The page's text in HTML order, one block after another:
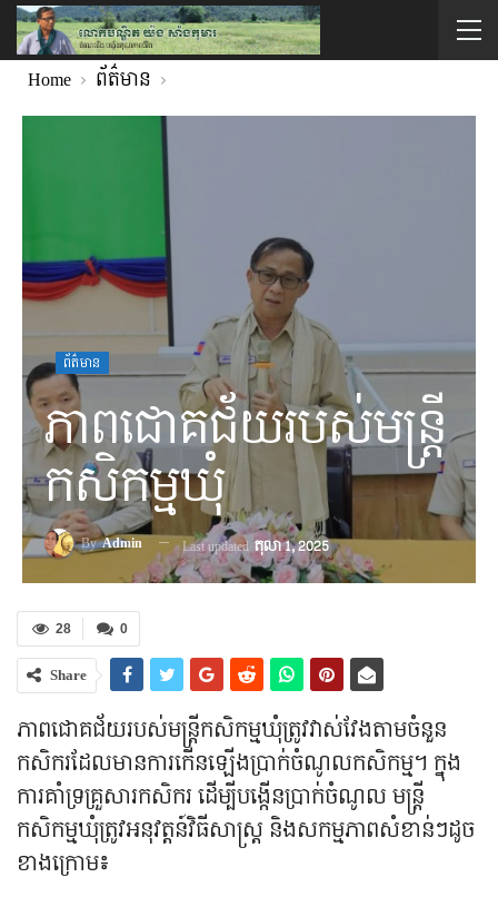
Home ព័ត៌មាន
ព័ត៌មាន
ភាពជោគជ័យរបស់មន្រ្តី
កសិកម្មឃុំ
ByAdmin Last updatedតុលា 1, 2025
0
28
Share
ភាពជោគជ័យរបស់មន្រ្តីកសិកម្មឃុំត្រូវវាស់វែងតាមចំនួន
កសិករដែលមានការកើនឡើងប្រាក់ចំណូលកសិកម្ម។ ក្នុង
ការគាំទ្រគ្រួសារកសិករ ដើម្បីបង្កើនប្រាក់ចំណូល មន្រ្តី
កសិកម្មឃុំត្រូវអនុវត្តន៍វិធីសាស្រ្ត និងសកម្មភាពសំខាន់ៗដូច
ខាងក្រោម៖